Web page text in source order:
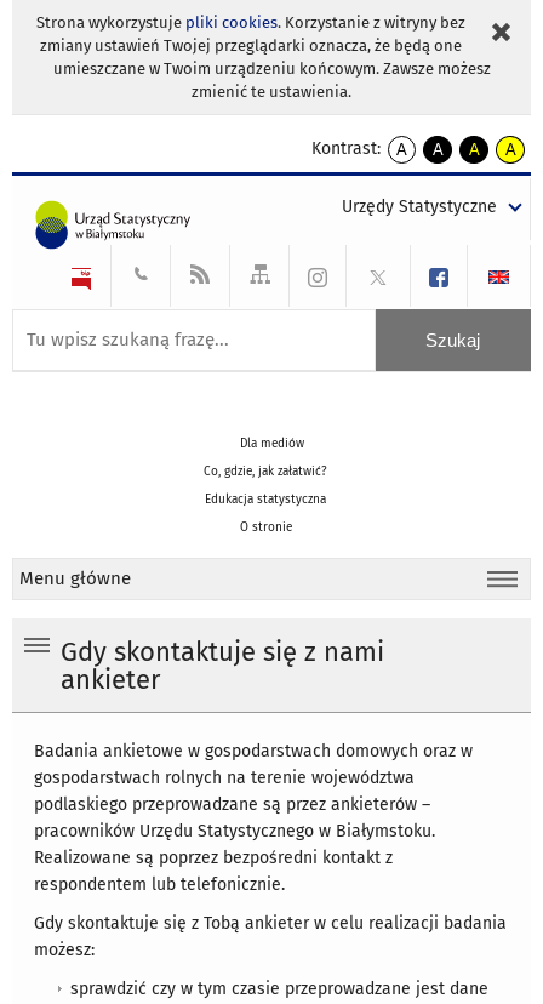
Strona wykorzystuje pliki cookies. Korzystanie z witryny bez
zmiany ustawień Twojej przeglądarki oznacza, że będą one
umieszczane w Twoim urządzeniu końcowym. Zawsze możesz
zmienić te ustawienia.
Kontrast:
A
kontrast
A
kontrast
tekst
czarnym
A
kontrast
tekst
czarnym
A
tekst
żółtym
Urzędy Statystyczne
Dla mediów
Co, gdzie, jak załatwić?
Edukacja statystyczna
O stronie
Menu główne
Gdy skontaktuje się z nami
ankieter
Badania ankietowe w gospodarstwach domowych oraz w
gospodarstwach rolnych na terenie województwa
podlaskiego przeprowadzane są przez ankieterów –
pracowników Urzędu Statystycznego w Białymstoku.
Realizowane są poprzez bezpośredni kontakt z
respondentem lub telefonicznie.
Gdy skontaktuje się z Tobą ankieter w celu realizacji badania
możesz:
sprawdzić czy w tym czasie przeprowadzane jest dane